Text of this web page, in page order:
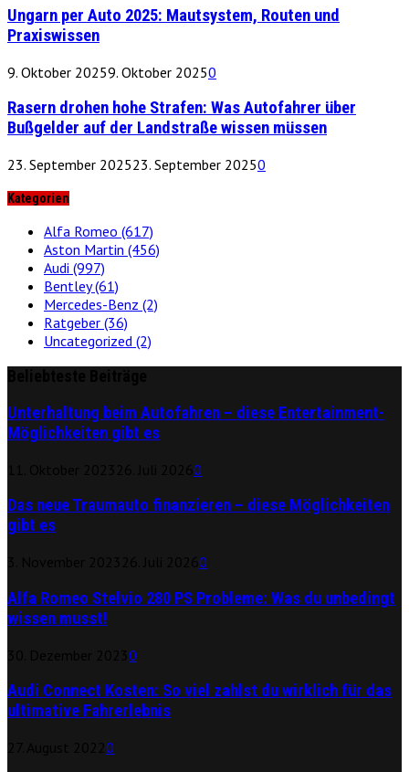
Ungarn per Auto 2025: Mautsystem, Routen und
Praxiswissen
9. Oktober 20259. Oktober 20250
Rasern drohen hohe Strafen: Was Autofahrer über
Bußgelder auf der Landstraße wissen müssen
23. September 202523. September 20250
Kategorien
Alfa Romeo (617)
Aston Martin (456)
Audi (997)
Bentley(61)
Mercedes-Benz (2)
Ratgeber (36)
Uncategorized (2)
Unterhaltung beim Autofahren – diese Entertainment-
Möglichkeiten gibt es
0
Das neue Traumauto finanzieren – diese Möglichkeiten
gibt es
0
Alfa Romeo Stelvio 280 PS Probleme: Was du unbedingt
wissen musst!
0
Audi Connect Kosten: So viel zahlst du wirklich für das
ultimative Fahrerlebnis
0